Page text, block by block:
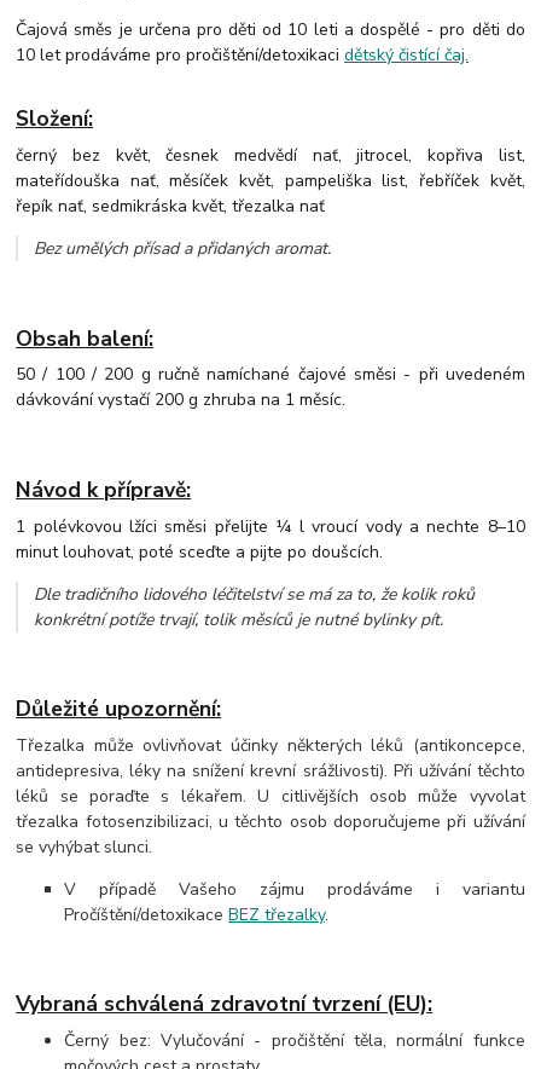
Čajová směs je určena pro děti od 10 leti a dospělé - pro děti do
10 let prodáváme pro pročištění/detoxikacidětský čistící čaj.
Složení:
černý bez květ, česnek medvědí nať, jitrocel, kopřiva list,
mateřídouška nať, měsíček květ, pampeliška list, řebříček květ,
řepík nať, sedmikráska květ, třezalka nať
Bez umělých přísad a přidaných aromat.
Obsah balení:
50 / 100 / 200 g ručně namíchané čajové směsi - při uvedeném
dávkování vystačí 200 g zhruba na 1 měsíc.
Návod k přípravě:
1 polévkovou lžíci směsi přelijte ¼ l vroucí vody a nechte 8–10
minut louhovat, poté sceďte a pijte po doušcích.
Dle tradičního lidového léčitelství se má za to, že kolik roků
konkrétní potíže trvají, tolik měsíců je nutné bylinky pít.
Důležité upozornění:
Třezalka může ovlivňovat účinky některých léků (antikoncepce,
antidepresiva, léky na snížení krevní srážlivosti). Při užívání těchto
léků se poraďte s lékařem. U citlivějších osob může vyvolat
třezalka fotosenzibilizaci, u těchto osob doporučujeme při užívání
se vyhýbat slunci.
V případě Vašeho zájmu prodáváme i variantu
Pročíštění/detoxikaceBEZ třezalky.
Vybraná schválená zdravotní tvrzení (EU):
Černý bez: Vylučování - pročištění těla, normální funkce